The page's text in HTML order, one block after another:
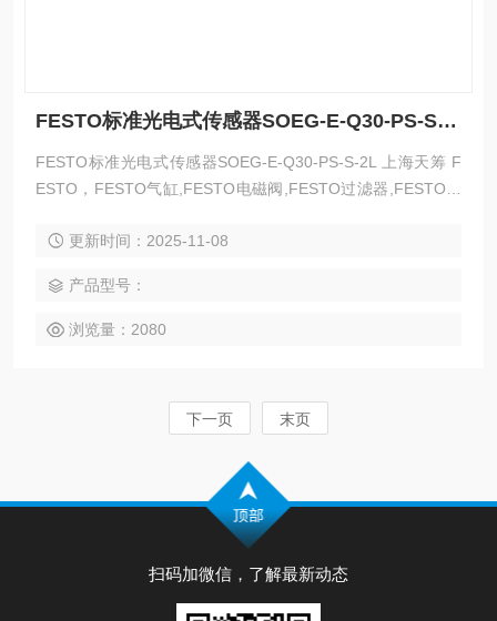
FESTO标准光电式传感器SOEG-E-Q30-PS-S-2L
FESTO标准光电式传感器SOEG-E-Q30-PS-S-2L 上海天筹 F
ESTO，FESTO气缸,FESTO电磁阀,FESTO过滤器,FESTO减
TO防爆阀,FESTO缓冲器，FESTO流体阀，FESTO马达，FE
卡爪，FESTO浮动接头，FESTO气动元件
更新时间：2025-11-08
产品型号：
浏览量：2080
下一页 末页
扫码加微信，了解最新动态